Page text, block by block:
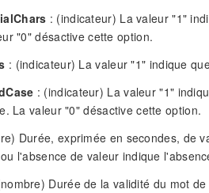
: (indicateur) La valeur "1"
"0" désactive cette option.
: (indicateur) La valeur "1" indique
: (indicateur) La valeur "1"
La valeur "0" désactive cette option.
Durée, exprimée en secondes, de
l'absence de valeur indique
Durée de la validité du mot